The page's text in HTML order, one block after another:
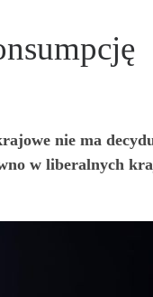
nie ma
w liberalnych